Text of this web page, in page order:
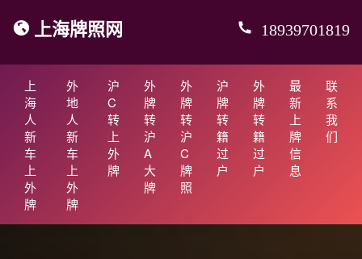
上海牌照网 18939701819
上
海
人
新
车
上
外
牌
外
地
人
新
车
上
外
牌
沪
C
转
上
外
牌
外
牌
转
沪
A
大
牌
外
牌
转
沪
C
牌
照
沪
牌
转
籍
过
户
外
牌
转
籍
过
户
最
新
上
牌
信
息
联
系
我
们